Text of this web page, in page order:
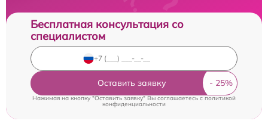
Бесплатная консультация со
специалистом
Оставить заявку
Нажимая на кнопку "Оставить заявку" Вы соглашаетесь cполитикой
конфиденциальности